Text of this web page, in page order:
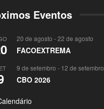
Eventos
20 de agosto -22 de agosto
FACOEXTREMA
9 de setembro - 12 de setembro
CBO 2026